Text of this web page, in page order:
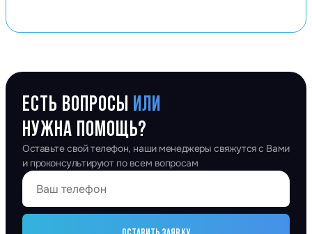
ЕСТЬ ВОПРОСЫ ИЛИ
НУЖНА ПОМОЩЬ?
Оставьте свой телефон, наши менеджеры свяжутся с Вами
и проконсультируют по всем вопросам